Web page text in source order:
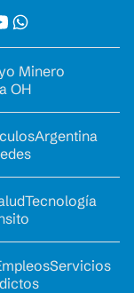
Minero
OH
Argentina
Tecnología
Servicios